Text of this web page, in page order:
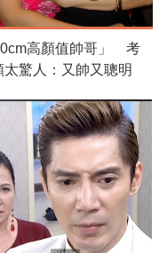
高顏值帥哥」 考
驚人：又帥又聰明